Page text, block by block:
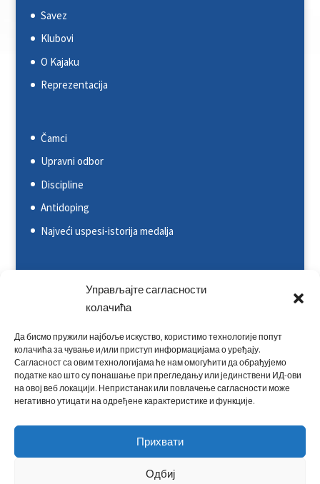
Управљајте сагласности
колачића
Да бисмо пружили најбоље искуство, користимо технологије попут
колачића за чување и/или приступ информацијама о уређају.
Сагласност са овим технологијама ће нам омогућити да обрађујемо
податке као што су понашање при прегледању или јединствени ИД-ови
на овој веб локацији. Непристанак или повлачење сагласности може
негативно утицати на одређене карактеристике и функције.
Прихвати
Одбиј
Savez
Klubovi
O Kajaku
Reprezentacija
Čamci
Upravni odbor
Discipline
Antidoping
Najveći uspesi-istorija medalja
Svetska kajakaška federacija (ICF)
Evropska kajakaška asocijacija (ECA)
Rezultati na nacionalnim takmičenjima
Rezultati na međunarodnim takmičenjima
Kontakt